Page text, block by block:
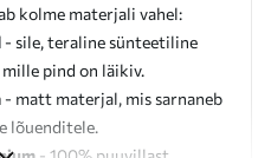
kolme materjali vahel:
- sile, teraline sünteetiline
pind on läikiv.
- matt materjal, mis sarnaneb
lõuenditele.